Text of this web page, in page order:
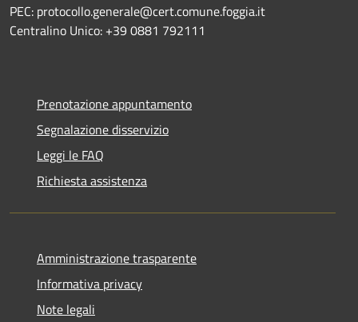
PEC: protocollo.generale@cert.comune.foggia.it
Centralino Unico: +39 0881 792111
Prenotazione appuntamento
Segnalazione disservizio
Leggi le FAQ
Richiesta assistenza
Amministrazione trasparente
Informativa privacy
Note legali